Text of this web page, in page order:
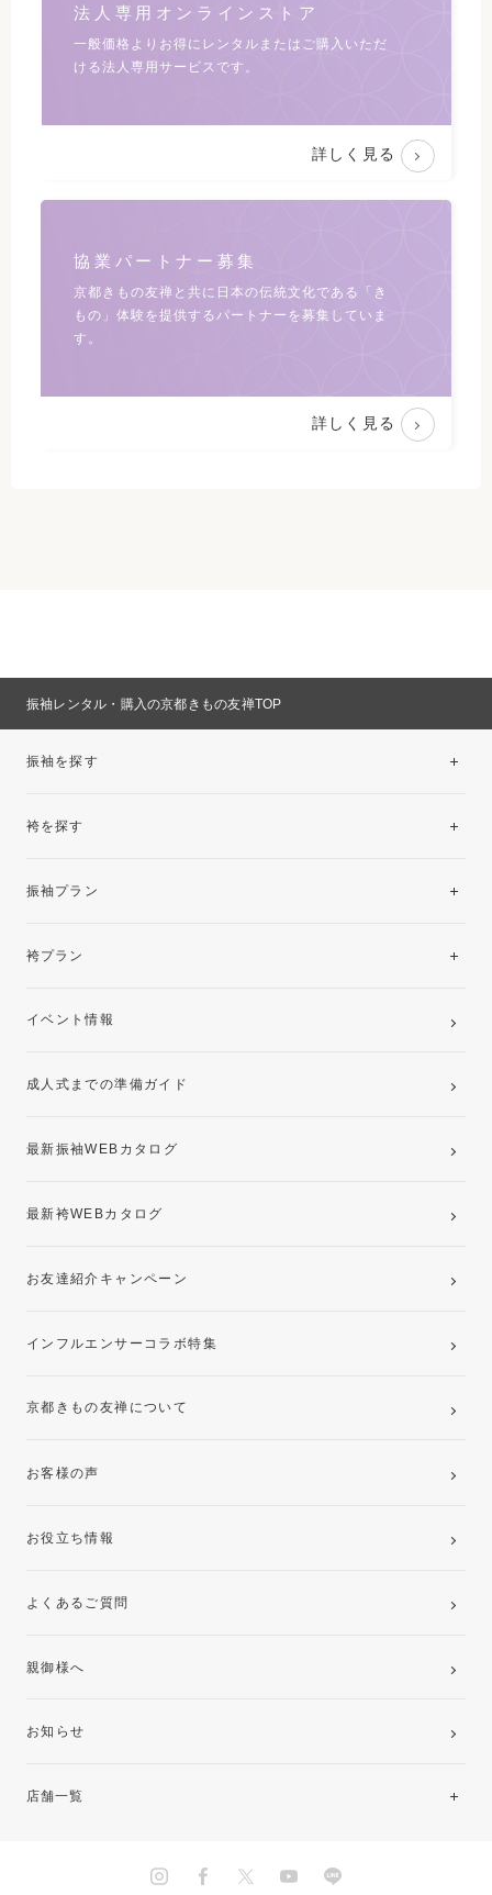
法人専用オンラインストア
一般価格よりお得にレンタルまたは ご購入いただ
ける法人専用サービスです。
詳しく見る
協業パートナー募集
京都きもの友禅と共に日本の伝統文化である
「き
もの」体験を提供するパートナーを募集していま
す。
詳しく見る
振袖レンタル・購入の京都きもの友禅TOP
振袖を探す
袴を探す
振袖プラン
レンタルプラン
袴プラン
卒業袴レンタルプラン
イベント情報
成人式までの準備ガイド
最新振袖WEBカタログ
最新袴WEBカタログ
お友達紹介キャンペーン
インフルエンサーコラボ特集
京都きもの友禅について
お客様の声
お役立ち情報
よくあるご質問
親御様へ
お知らせ
店舗一覧